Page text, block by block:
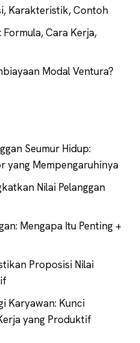
Karakteristik, Contoh
Cara Kerja,
Modal Ventura?
Seumur Hidup:
yang Mempengaruhinya
Nilai Pelanggan
Mengapa Itu Penting +
Proposisi Nilai
Karyawan: Kunci
yang Produktif